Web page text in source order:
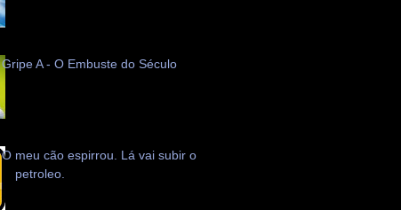
Gripe A - O Embuste do Século
O meu cão espirrou. Lá vai subir o
petroleo.